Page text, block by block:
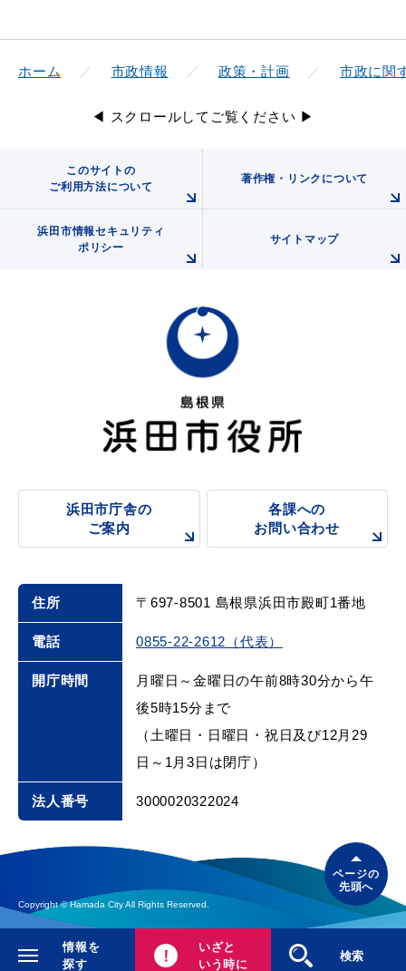
閉じる
情報を
探す
いざと
いう時に
検索
ホーム 市政情報 政策・計画 市政に関
◀ スクロールしてご覧ください ▶
このサイトの
ご利用方法について
著作権・リンクについて
浜田市情報セキュリティ
ポリシー
サイトマップ
浜田市庁舎の
ご案内
各課への
お問い合わせ
住所 〒697-8501 島根県浜田市殿町1番地
電話 0855-22-2612（代表）
開庁時間
月曜日～金曜日の午前8時30分から午
後5時15分まで
（土曜日・日曜日・祝日及び12月29
日～1月3日は閉庁）
法人番号 3000020322024
Copyright © Hamada City All Rights Reserved.
ページの
先頭へ